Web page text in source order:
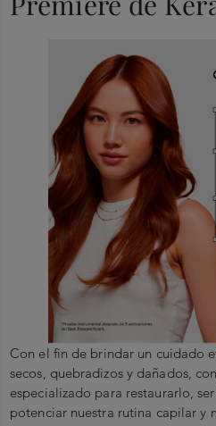
Con el fin de brindar un cuidado
secos, quebradizos y dañados,
especializado para restaurarlo,
potenciar nuestra rutina capilar y